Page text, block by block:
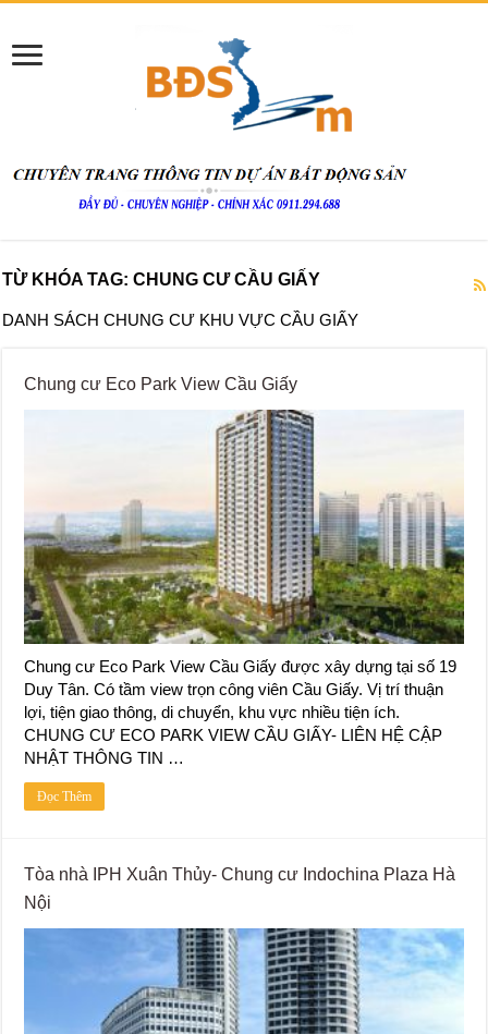
TỪ KHÓA TAG:CHUNG CƯ CẦU GIẤY
DANH SÁCH CHUNG CƯ KHU VỰC CẦU GIẤY
Chung cư Eco Park View Cầu Giấy
Chung cư Eco Park View Cầu Giấy được xây dựng tại số 19
Duy Tân. Có tầm view trọn công viên Cầu Giấy. Vị trí thuận
lợi, tiện giao thông, di chuyển, khu vực nhiều tiện ích.
CHUNG CƯ ECO PARK VIEW CẦU GIẤY- LIÊN HỆ CẬP
NHẬT THÔNG TIN …
Đọc Thêm
Tòa nhà IPH Xuân Thủy- Chung cư Indochina Plaza Hà
Nội